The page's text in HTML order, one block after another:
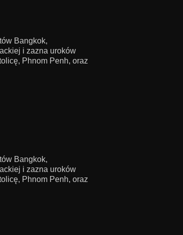
Bangkok,
i zazna uroków
Phnom Penh, oraz
Bangkok,
i zazna uroków
Phnom Penh, oraz